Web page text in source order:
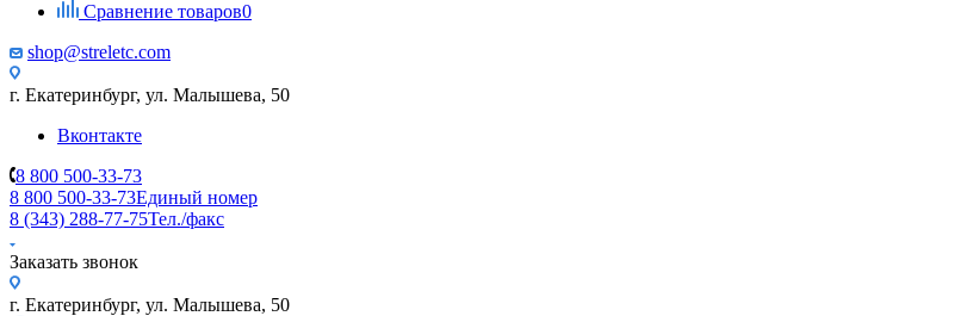
Сравнение товаров0
shop@streletc.com
г. Екатеринбург, ул. Малышева, 50
Вконтакте
8 800 500-33-73
8 800 500-33-73Единый номер
8 (343) 288-77-75Тел./факс
Заказать звонок
г. Екатеринбург, ул. Малышева, 50